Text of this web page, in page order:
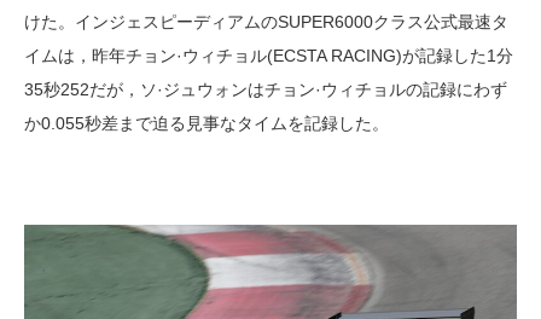
けた。インジェスピーディアムのSUPER6000クラス公式最速タ
イムは，昨年チョン·ウィチョル(ECSTA RACING)が記録した1分
35秒252だが，ソ·ジュウォンはチョン·ウィチョルの記録にわず
か0.055秒差まで迫る見事なタイムを記録した。